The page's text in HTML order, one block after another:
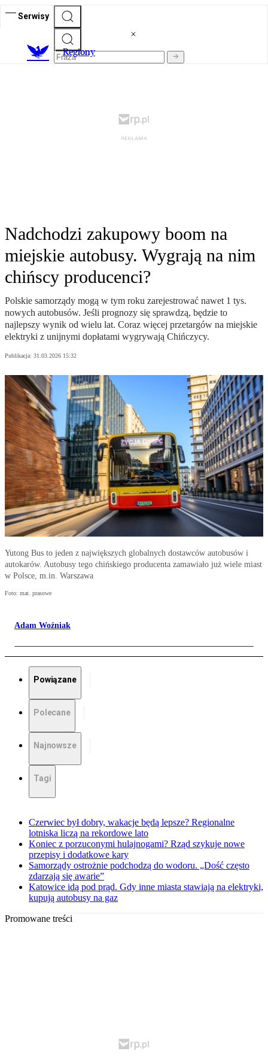
Serwisy
Regiony
Nadchodzi zakupowy boom na
miejskie autobusy. Wygrają na nim
chińscy producenci?
Polskie samorządy mogą w tym roku zarejestrować nawet 1 tys.
nowych autobusów. Jeśli prognozy się sprawdzą, będzie to
najlepszy wynik od wielu lat. Coraz więcej przetargów na miejskie
elektryki z unijnymi dopłatami wygrywają Chińczycy.
Publikacja: 31.03.2026 15:32
Yutong Bus to jeden z największych globalnych dostawców autobusów i
autokarów. Autobusy tego chińskiego producenta zamawiało już wiele miast
w Polsce, m.in. Warszawa
Foto: mat. prasowe
Adam Woźniak
Powiązane
Polecane
Najnowsze
Tagi
Czerwiec był dobry, wakacje będą lepsze? Regionalne
lotniska liczą na rekordowe lato
Koniec z porzuconymi hulajnogami? Rząd szykuje nowe
przepisy i dodatkowe kary
Samorządy ostrożnie podchodzą do wodoru. „Dość często
zdarzają się awarie”
Katowice idą pod prąd. Gdy inne miasta stawiają na elektryki,
kupują autobusy na gaz
Promowane treści